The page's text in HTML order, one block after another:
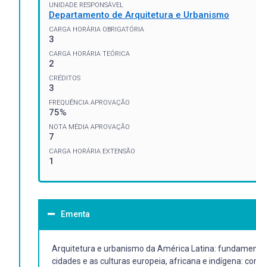
UNIDADE RESPONSÁVEL
Departamento de Arquitetura e Urbanismo
CARGA HORÁRIA OBRIGATÓRIA
3
CARGA HORÁRIA TEÓRICA
2
CRÉDITOS
3
FREQUÊNCIA APROVAÇÃO
75%
NOTA MÉDIA APROVAÇÃO
7
CARGA HORÁRIA EXTENSÃO
1
Ementa
Arquitetura e urbanismo da América Latina:
cidades e as culturas europeia, africana e indígena: